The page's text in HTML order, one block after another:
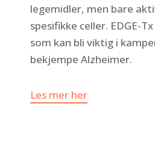
legemidler, men bare
spesifikke celler. EDGE-
som kan bli viktig i
bekjempe Alzheimer.
Les mer her